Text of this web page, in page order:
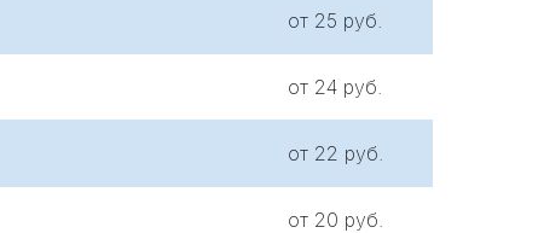
от 25 руб.
от 24 руб.
от 22 руб.
от 20 руб.